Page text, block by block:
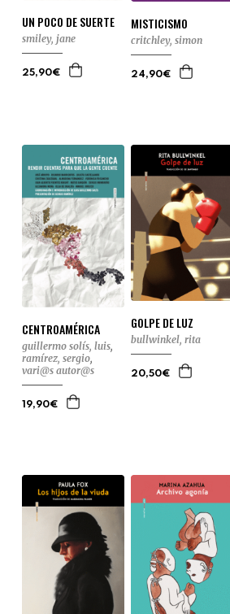
UN POCO DE SUERTE
smiley, jane
25,90€
MISTICISMO
critchley, simon
24,90€
CENTROAMÉRICA
guillermo solís, luis,
ramírez, sergio,
vari@s autor@s
19,90€
GOLPE DE LUZ
bullwinkel, rita
20,50€